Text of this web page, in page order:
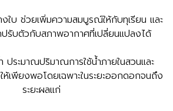
ใบ ช่วยเพิ่มความสมบูรณ์ให้กับทุเรียน และ
ปรับตัวกับสภาพอากาศที่เปลี่ยนแปลงได้
ประมาณปริมาณการใช้น้ำภายในสวนและ
ห้เพียงพอโดยเฉพาะในระยะออกดอกจนถึง
ระยะผลแก่